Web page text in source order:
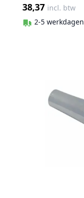
38,37 incl. btw
2-5 werkdagen